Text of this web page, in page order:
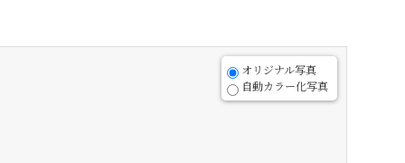
オリジナル写真
自動カラー化写真